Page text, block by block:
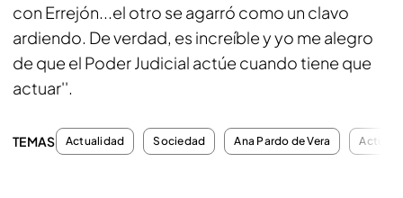
con Errejón...el otro se agarró como un clavo
ardiendo. De verdad, es increíble y yo me alegro
de que el Poder Judicial actúe cuando tiene que
actuar''.
TEMAS Actualidad Sociedad Ana Pardo de Vera